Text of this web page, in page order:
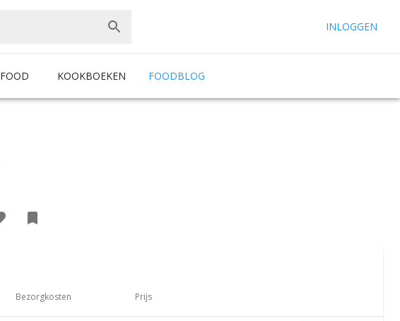
INLOGGEN
FOOD KOOKBOEKEN FOODBLOG
Bezorgkosten Prijs